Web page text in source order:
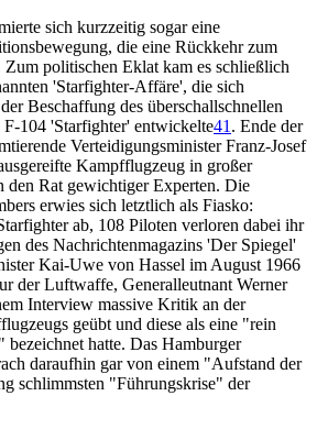
sich kurzzeitig sogar eine
die eine Rückkehr zum
Zum politischen Eklat kam es schließlich
'Starfighter-Affäre', die sich
Beschaffung des überschallschnellen
104 'Starfighter' entwickelte41 . Ende der
Verteidigungsminister Franz-Josef
Kampfflugzeug in großer
den Rat gewichtiger Experten. Die
erwies sich letztlich als Fiasko:
ab, 108 Piloten verloren dabei ihr
des Nachrichtenmagazins 'Der Spiegel'
Kai-Uwe von Hassel im August 1966
der Luftwaffe, Generalleutnant Werner
Interview massive Kritik an der
geübt und diese als eine "rein
bezeichnet hatte. Das Hamburger
daraufhin gar von einem "Aufstand der
schlimmsten "Führungskrise" der